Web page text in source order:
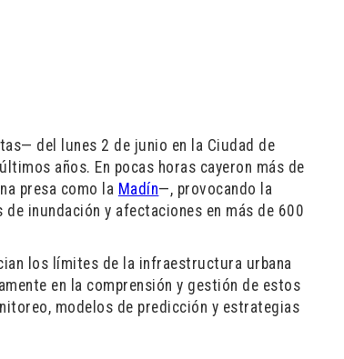
del lunes 2 de junio en la Ciudad de
años. En pocas horas cayeron más de
presa como la Madín—, provocando la
inundación y afectaciones en más de 600
los límites de la infraestructura urbana
en la comprensión y gestión de estos
modelos de predicción y estrategias